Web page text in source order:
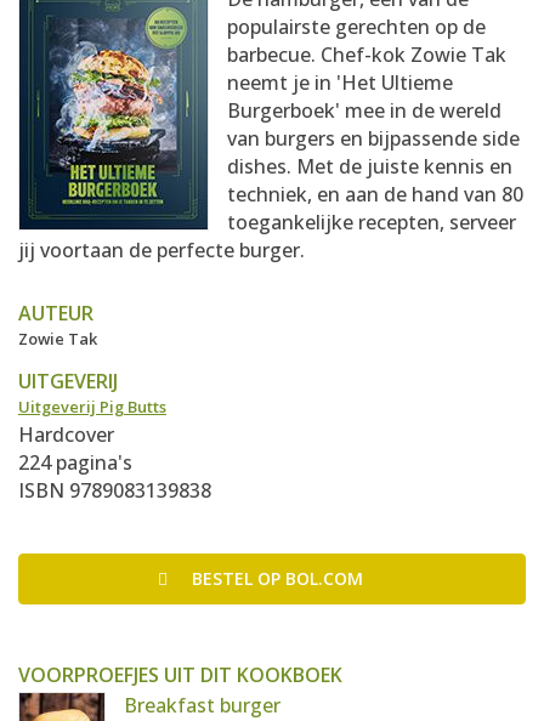
AANMELDEN
RECEPTEN
WEEKMENU'S
KOOKBOEKEN
populairste gerechten op de
barbecue. Chef-kok Zowie Tak
neemt je in 'Het Ultieme
Burgerboek' mee in de wereld
van burgers en bijpassende side
dishes. Met de juiste kennis en
techniek, en aan de hand van 80
toegankelijke recepten, serveer
jij voortaan de perfecte burger.
AUTEUR
Zowie Tak
UITGEVERIJ
Uitgeverij Pig Butts
Hardcover
224 pagina's
ISBN 9789083139838
BESTEL OP BOL.COM
VOORPROEFJES UIT DIT KOOKBOEK
Breakfast burger